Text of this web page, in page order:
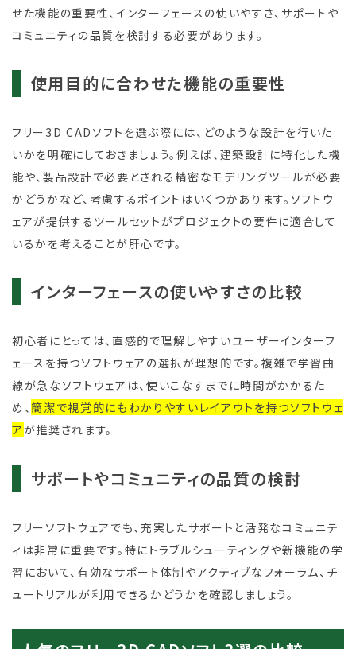
せた機能の重要性、インターフェースの使いやすさ、サポートや
コミュニティの品質を検討する必要があります。
使用目的に合わせた機能の重要性
フリー3D CADソフトを選ぶ際には、どのような設計を行いた
いかを明確にしておきましょう。例えば、建築設計に特化した機
能や、製品設計で必要とされる精密なモデリングツールが必要
かどうかなど、考慮するポイントはいくつかあります。ソフトウ
ェアが提供するツールセットがプロジェクトの要件に適合して
いるかを考えることが肝心です。
インターフェースの使いやすさの比較
初心者にとっては、直感的で理解しやすいユーザーインターフ
ェースを持つソフトウェアの選択が理想的です。複雑で学習曲
線が急なソフトウェアは、使いこなすまでに時間がかかるた
め、簡潔で視覚的にもわかりやすいレイアウトを持つソフトウェ
アが推奨されます。
サポートやコミュニティの品質の検討
フリーソフトウェアでも、充実したサポートと活発なコミュニテ
ィは非常に重要です。特にトラブルシューティングや新機能の学
習において、有効なサポート体制やアクティブなフォーラム、チ
ュートリアルが利用できるかどうかを確認しましょう。